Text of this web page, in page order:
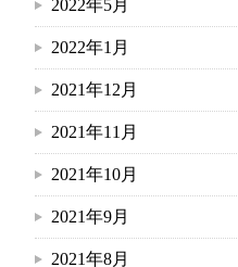
2022年5月
2022年1月
2021年12月
2021年11月
2021年10月
2021年9月
2021年8月